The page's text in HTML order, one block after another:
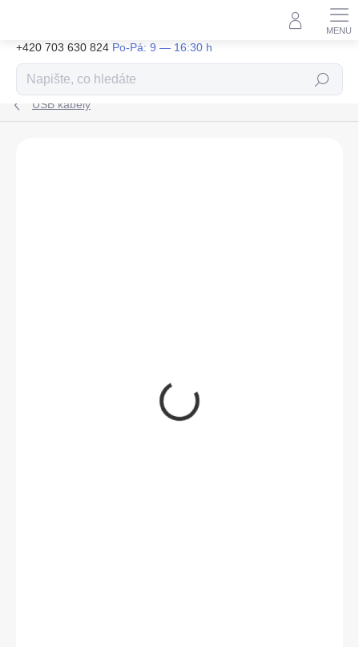
+420 703 630 824
Hledat
USB kabely